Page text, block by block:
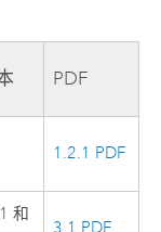
PDF
1.2.1 PDF
和